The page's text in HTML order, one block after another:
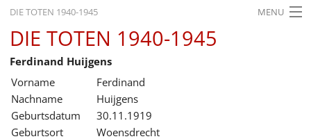
DIE TOTEN 1940-1945 MENU
STARTSEITE
AKTUELLES
AUSSTELLUNGEN
GESCHICHTE
DIE TOTEN 1940-1945
Ferdinand Huijgens
Vorname
Ferdinand
Nachname
Huijgens
Geburtsdatum
30.11.1919
Geburtsort
Woensdrecht